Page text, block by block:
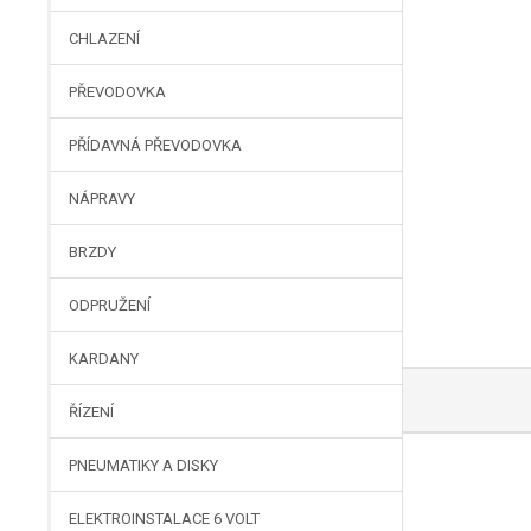
CHLAZENÍ
PŘEVODOVKA
PŘÍDAVNÁ PŘEVODOVKA
NÁPRAVY
BRZDY
ODPRUŽENÍ
KARDANY
ŘÍZENÍ
PNEUMATIKY A DISKY
ELEKTROINSTALACE 6 VOLT